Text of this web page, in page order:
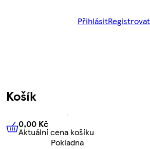
PřihlásitRegistrovat
Košík
0,00 KčAktuální cena košíku
0,00 Kč
Aktuální cena košíku
Pokladna